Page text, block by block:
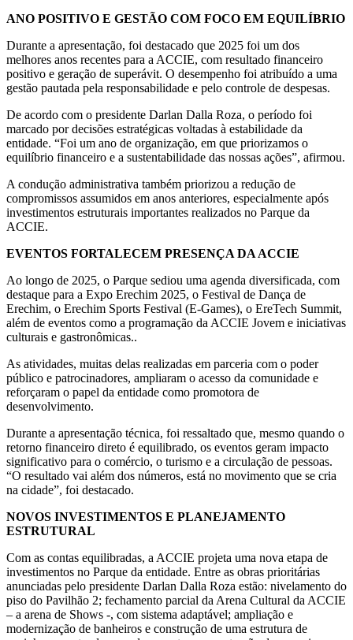
ANO POSITIVO E GESTÃO COM FOCO EM EQUILÍBRIO
Durante a apresentação, foi destacado que 2025 foi um dos
melhores anos recentes para a ACCIE, com resultado financeiro
positivo e geração de superávit. O desempenho foi atribuído a uma
gestão pautada pela responsabilidade e pelo controle de despesas.
De acordo com o presidente Darlan Dalla Roza, o período foi
marcado por decisões estratégicas voltadas à estabilidade da
entidade. “Foi um ano de organização, em que priorizamos o
equilíbrio financeiro e a sustentabilidade das nossas ações”, afirmou.
A condução administrativa também priorizou a redução de
compromissos assumidos em anos anteriores, especialmente após
investimentos estruturais importantes realizados no Parque da
ACCIE.
EVENTOS FORTALECEM PRESENÇA DA ACCIE
Ao longo de 2025, o Parque sediou uma agenda diversificada, com
destaque para a Expo Erechim 2025, o Festival de Dança de
Erechim, o Erechim Sports Festival (E-Games), o EreTech Summit,
além de eventos como a programação da ACCIE Jovem e iniciativas
culturais e gastronômicas..
As atividades, muitas delas realizadas em parceria com o poder
público e patrocinadores, ampliaram o acesso da comunidade e
reforçaram o papel da entidade como promotora de
desenvolvimento.
Durante a apresentação técnica, foi ressaltado que, mesmo quando o
retorno financeiro direto é equilibrado, os eventos geram impacto
significativo para o comércio, o turismo e a circulação de pessoas.
“O resultado vai além dos números, está no movimento que se cria
na cidade”, foi destacado.
NOVOS INVESTIMENTOS E PLANEJAMENTO
ESTRUTURAL
Com as contas equilibradas, a ACCIE projeta uma nova etapa de
investimentos no Parque da entidade. Entre as obras prioritárias
anunciadas pelo presidente Darlan Dalla Roza estão: nivelamento do
piso do Pavilhão 2; fechamento parcial da Arena Cultural da ACCIE
– a arena de Shows -, com sistema adaptável; ampliação e
modernização de banheiros e construção de uma estrutura de